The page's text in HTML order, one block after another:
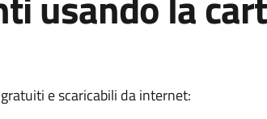
e scaricabili da internet: